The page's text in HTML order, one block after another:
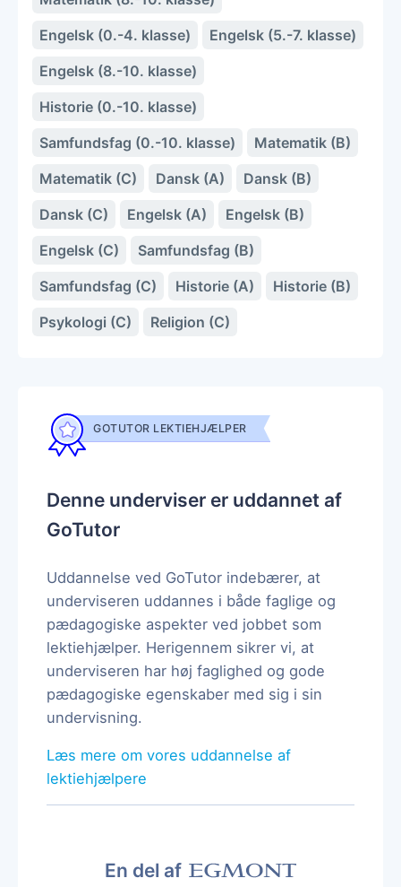
Engelsk (0.-4. klasse)
Engelsk (5.-7. klasse)
Engelsk (8.-10. klasse)
Historie (0.-10. klasse)
Samfundsfag (0.-10. klasse)
Matematik (B)
Matematik (C)
Dansk (A)
Dansk (B)
Dansk (C)
Engelsk (A)
Engelsk (B)
Engelsk (C)
Samfundsfag (B)
Samfundsfag (C)
Historie (A)
Historie (B)
Psykologi (C)
Religion (C)
GOTUTOR LEKTIEHJÆLPER
Denne underviser er uddannet af
GoTutor
Uddannelse ved GoTutor indebærer, at
underviseren uddannes i både faglige og
pædagogiske aspekter ved jobbet som
lektiehjælper. Herigennem sikrer vi, at
underviseren har høj faglighed og gode
pædagogiske egenskaber med sig i sin
undervisning.
Læs mere om vores uddannelse af
lektiehjælpere
En del af